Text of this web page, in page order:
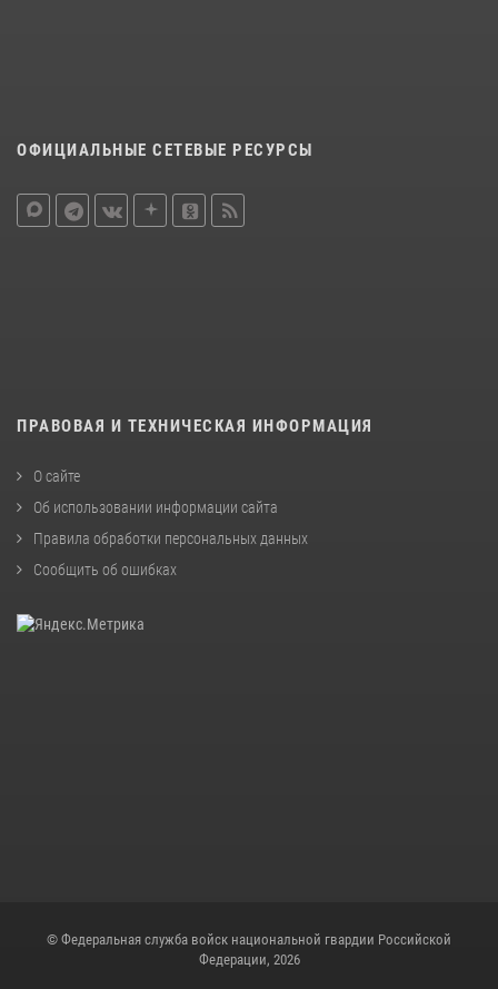
ОФИЦИАЛЬНЫЕ СЕТЕВЫЕ РЕСУРСЫ
ПРАВОВАЯ И ТЕХНИЧЕСКАЯ ИНФОРМАЦИЯ
О сайте
Об использовании информации сайта
Правила обработки персональных данных
Сообщить об ошибках
© Федеральная служба войск национальной гвардии Российской
Федерации, 2026